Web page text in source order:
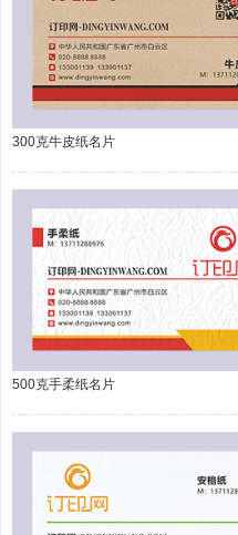
300克牛皮纸名片
500克手柔纸名片